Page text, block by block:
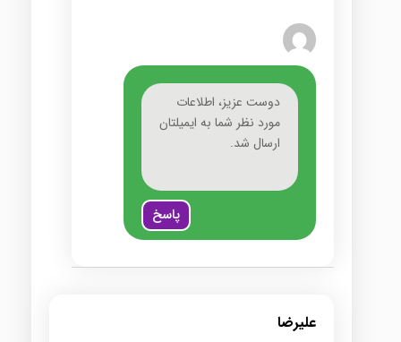
دوست عزیز، اطلاعات
مورد نظر شما به ایمیلتان
ارسال شد.
پاسخ
علیرضا